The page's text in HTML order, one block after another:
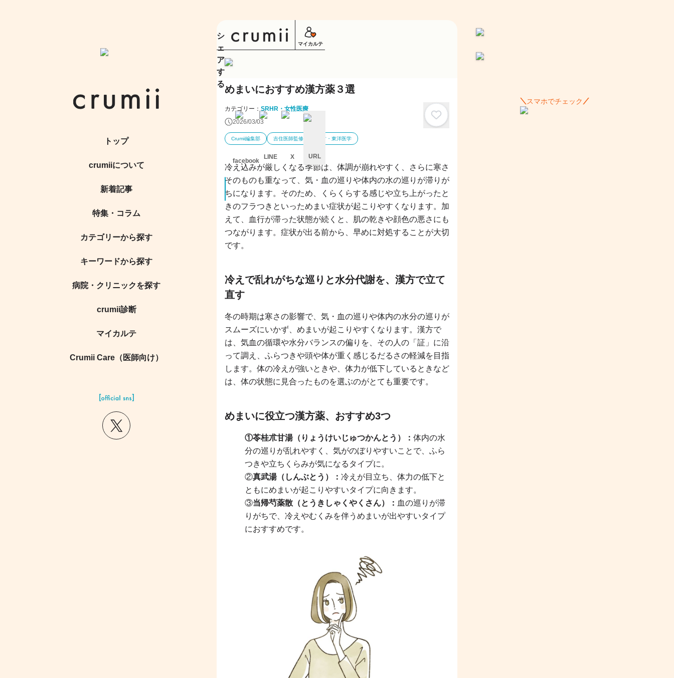
トップ
crumiiについて
新着記事
特集・コラム
カテゴリーから探す
キーワードから探す
病院・クリニックを探す
crumii診断
マイカルテ
Crumii Care（医師向け）
マイカルテ
めまいにおすすめ漢方薬３選
カテゴリー： SRHR・女性医療
2026/03/03
Crumii編集部 吉住医師監修 漢方・東洋医学
冷え込みが厳しくなる季節は、体調が崩れやすく、さらに寒さ
そのものも重なって、気・血の巡りや体内の水の巡りが滞りが
ちになります。そのため、くらくらする感じや立ち上がったと
きのフラつきといっためまい症状が起こりやすくなります。加
えて、血行が滞った状態が続くと、肌の乾きや顔色の悪さにも
つながります。症状が出る前から、早めに対処することが大切
です。
冷えで乱れがちな巡りと水分代謝を、漢方で立て
直す
冬の時期は寒さの影響で、気・血の巡りや体内の水分の巡りが
スムーズにいかず、めまいが起こりやすくなります。漢方で
は、気血の循環や水分バランスの偏りを、その人の「証」に沿
って調え、ふらつきや頭や体が重く感じるだるさの軽減を目指
します。体の冷えが強いときや、体力が低下しているときなど
は、体の状態に見合ったものを選ぶのがとても重要です。
めまいに役立つ漢方薬、おすすめ3つ
①苓桂朮甘湯（りょうけいじゅつかんとう）： 体内の水
分の巡りが乱れやすく、気がのぼりやすいことで、ふら
つきや立ちくらみが気になるタイプに。
②真武湯（しんぶとう）： 冷えが目立ち、体力の低下と
ともにめまいが起こりやすいタイプに向きます。
③当帰芍薬散（とうきしゃくやくさん）： 血の巡りが滞
りがちで、冷えやむくみを伴うめまいが出やすいタイプ
におすすめです。
シ
ェ
ア
す
る
facebook
LINE X URL
キ
ャ
ン
セ
ル
スマホでチェック